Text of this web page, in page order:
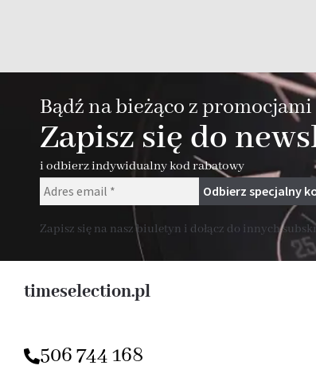
Bądź na bieżąco z promocjami
Zapisz się do
i odbierz indywidualny kod rabatowy
Zapisz się na nasz biuletyn i dołącz do innych
timeselection.pl
506 744 168